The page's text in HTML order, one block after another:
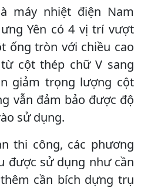
máy nhiệt điện Nam
Yên có 4 vị trí vượt
ống tròn với chiều cao
cột thép chữ V sang
giảm trọng lượng cột
vẫn đảm bảo được độ
sử dụng.
thi công, các phương
được sử dụng như cần
cần bích dựng trụ